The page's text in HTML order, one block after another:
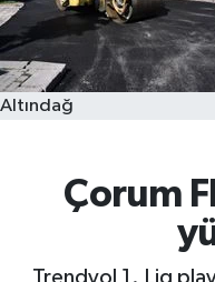
Altındağ
Çorum
Trendyol 1. Lig